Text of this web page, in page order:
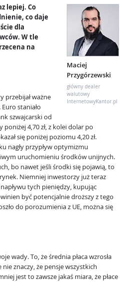
Maciej
Przygórzewski
główny dealer
walutowy
InternetowyKantor.pl
lepiej. Co
co daje
dla
W tle
na
przebijał ważne
staniało
szwajcarski od
4,70 zł, z kolei dolar po
się poniżej poziomu 4,20 zł.
nagły przypływ optymizmu
uruchomieniu środków unijnych.
bo nawet jeśli środki się pojawią, to
Niemniej inwestorzy już teraz
tych pieniędzy, kupując
być potencjalnie droższy z tego
do porozumienia z UE, można się
wady. To, że średnia płaca wzrosła
nie znaczy, że pensje wszystkich
jest to zawsze jakaś miara, że płace